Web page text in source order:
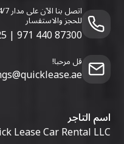
اتصل بنا الآن على مدار 24/7
للحجز والاستفسار
| 971 440 87300
قل مرحبا!
اسم التاجر
Lease Car Rental LLC